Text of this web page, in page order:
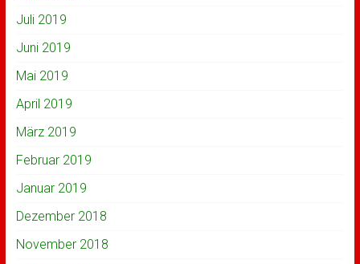
Juli 2019
Juni 2019
Mai 2019
April 2019
März 2019
Februar 2019
Januar 2019
Dezember 2018
November 2018